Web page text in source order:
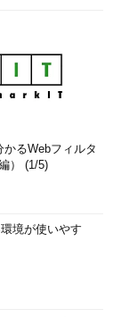
るWebフィルタ
） (1/5)
境が使いやす